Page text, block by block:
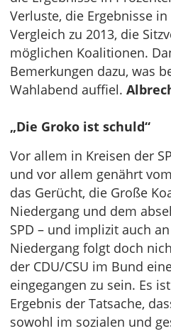
Verluste, die Ergebnisse
Vergleich zu 2013, die
möglichen Koalitionen.
Bemerkungen dazu, was
Wahlabend auffiel.
„Die Groko ist schuld“
Vor allem in Kreisen der
und vor allem genährt
das Gerücht, die Große
Niedergang und dem
SPD – und implizit auch
Niedergang folgt doch
der CDU/CSU im Bund
eingegangen zu sein. Es
Ergebnis der Tatsache,
sowohl im sozialen und